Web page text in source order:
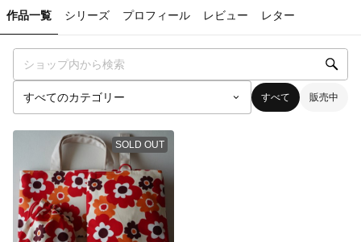
作品一覧 シリーズ プロフィール レビュー レター
すべて 販売中
SOLD OUT